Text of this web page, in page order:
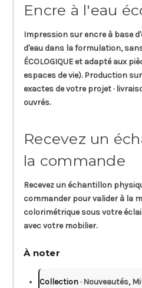
Encre à l'eau
Impression sur encre à base
d'eau dans la formulation,
ÉCOLOGIQUE et adapté aux
espaces de vie). Production
exactes de votre projet ·
ouvrés.
Recevez un
la commande
Recevez un échantillon
commander pour valider à la
colorimétrique sous votre
avec votre mobilier.
À noter
Collection · Nouveautés,